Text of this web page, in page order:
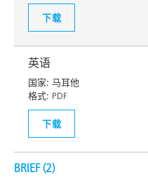
下载
英语
国家: 马耳他
格式: PDF
下载
BRIEF (2)